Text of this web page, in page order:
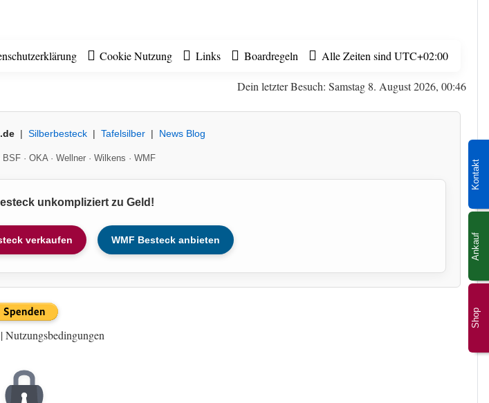
Shop
Kontakt
Ankauf
Cookie Nutzung Links Boardregeln Alle Zeiten sind UTC+02:00
Dein letzter Besuch: Samstag 8. August 2026, 00:46
| Silberbesteck | Tafelsilber | News Blog
BSF· OKA· Wellner· Wilkens · WMF
unkompliziert zu Geld!
verkaufen WMF Besteck anbieten
|Nutzungsbedingungen